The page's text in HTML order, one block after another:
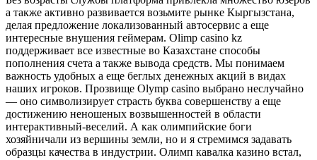
а также активно развивается возьмите рынке Кыргызстана,
делая предложение локализованный автосервис а еще
интересные внушения геймерам. Olimp casino kz
поддерживает все известные во Казахстане способы
пополнения счета а также вывода средств. Мы понимаем
важность удобных а еще беглых денежных акций в видах
наших игроков. Прозвище Olymp casino выбрано неслучайно
— оно символизирует страсть буква совершенству а еще
достижению неношеных возвышенностей в области
интерактивный-веселий. А как олимпийские боги
хозяйничали из вершины земли, но и я стремимся задавать
образцы качества в индустрии. Олимп кавалка казино встал,